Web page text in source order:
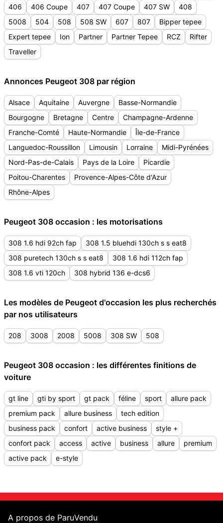
406
406 Coupe 407 407 Coupe 407 SW
408
5008
504 508 508 SW 607 807
Bipper tepee
Expert tepee
Ion Partner Partner Tepee RCZ
Rifter
Traveller
Annonces Peugeot 308 par région
Alsace Aquitaine Auvergne
Basse-Normandie
Bourgogne
Bretagne Centre
Champagne-Ardenne
Franche-Comté
Haute-Normandie
Île-de-France
Languedoc-Roussillon
Limousin Lorraine
Midi-Pyrénées
Nord-Pas-de-Calais
Pays de la Loire
Picardie
Poitou-Charentes
Provence-Alpes-Côte d'Azur
Rhône-Alpes
Peugeot 308 occasion : les motorisations
308 1.6 hdi 92ch fap
308 1.5 bluehdi 130ch s s eat8
308 puretech 130ch s s eat8
308 1.6 hdi 112ch fap
308 1.6 vti 120ch
308 hybrid 136 e-dcs6
Les modèles de Peugeot d'occasion les plus recherchés
par nos utilisateurs
208 3008 2008 5008 308 SW 508
Peugeot 308 occasion : les différentes finitions de
voiture
gt line gti by sport gt pack féline sport
allure pack
premium pack
allure business
tech edition
business pack
confort active business
style +
confort pack
access active business allure
premium
active pack
e-style
A propos de ParuVendu